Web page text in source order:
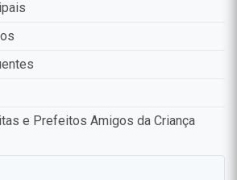
e Prefeitos Amigos da Criança